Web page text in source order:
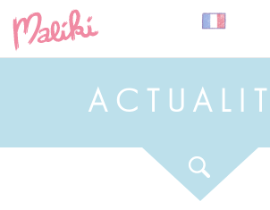
A C U A L